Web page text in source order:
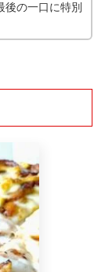
後の一口に特別